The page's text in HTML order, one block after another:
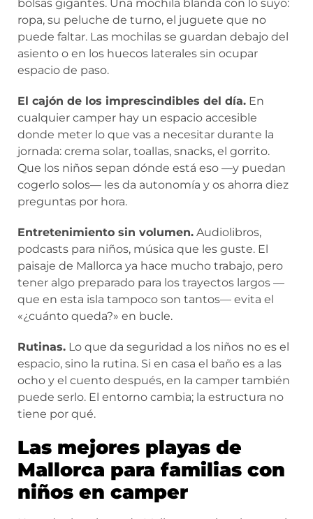
bolsas gigantes. Una mochila blanda con lo suyo:
ropa, su peluche de turno, el juguete que no
puede faltar. Las mochilas se guardan debajo del
asiento o en los huecos laterales sin ocupar
espacio de paso.
El cajón de los imprescindibles del día. En
cualquier camper hay un espacio accesible
donde meter lo que vas a necesitar durante la
jornada: crema solar, toallas, snacks, el gorrito.
Que los niños sepan dónde está eso —y puedan
cogerlo solos— les da autonomía y os ahorra diez
preguntas por hora.
Entretenimiento sin volumen. Audiolibros,
podcasts para niños, música que les guste. El
paisaje de Mallorca ya hace mucho trabajo, pero
tener algo preparado para los trayectos largos —
que en esta isla tampoco son tantos— evita el
«¿cuánto queda?» en bucle.
Rutinas. Lo que da seguridad a los niños no es el
espacio, sino la rutina. Si en casa el baño es a las
ocho y el cuento después, en la camper también
puede serlo. El entorno cambia; la estructura no
tiene por qué.
Las mejores playas de
Mallorca para familias con
niños en camper